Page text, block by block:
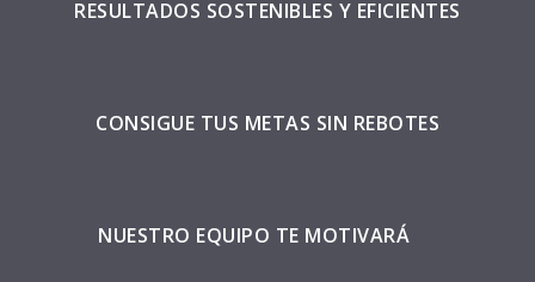
RESULTADOS SOSTENIBLES Y EFICIENTES
CONSIGUE TUS METAS SIN REBOTES
NUESTRO EQUIPO TE MOTIVARÁ